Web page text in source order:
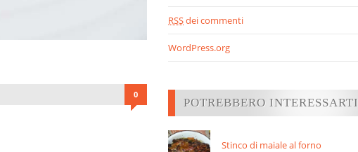
0
RSSdei commenti
WordPress.org
POTREBBERO INTERESSARTI
Stinco di maiale al forno